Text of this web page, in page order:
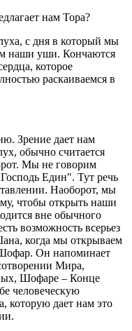
нам Тора?
с дня в который мы
наши уши. Кончаются
которое
раскаиваемся в
Зрение дает нам
обычно считается
Мы не говорим
Един". Тут речь
Наоборот, мы
чтобы открыть наши
вне обычного
возможность всерьез
когда мы открываем
Он напоминает
Мира,
Шофаре – Конце
человеческую
которую дает нам это